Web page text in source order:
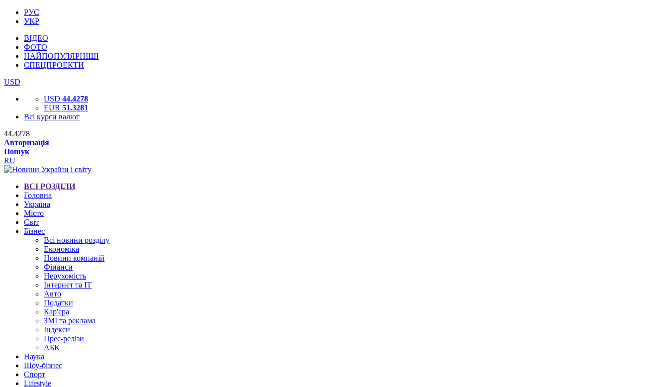
РУС
УКР
ВІДЕО
ФОТО
НАЙПОПУЛЯРНІШІ
СПЕЦПРОЕКТИ
USD
USD 44.4278
EUR 51.3281
Всі курси валют
44.4278
Авторизація
Пошук
RU
ВСІ РОЗДІЛИ
Головна
Україна
Місто
Світ
Бізнес
Всі новини розділу
Економіка
Новини компаній
Фінанси
Нерухомість
Інтернет та IT
Авто
Податки
Кар'єра
ЗМІ та реклама
Індекси
Прес-релізи
АБК
Наука
Шоу-бізнес
Спорт
Lifestyle